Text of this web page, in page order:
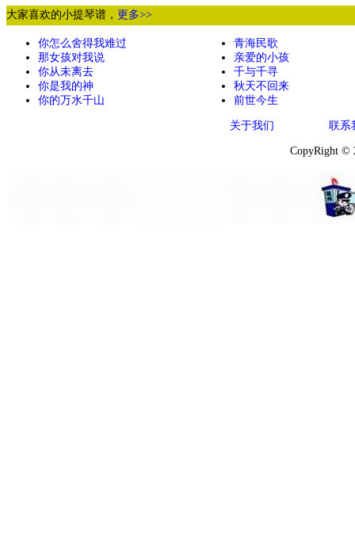
大家喜欢的小提琴谱， 更多>>
你怎么舍得我难过
那女孩对我说
你从未离去
你是我的神
你的万水千山
青海民歌
亲爱的小孩
千与千寻
秋天不回来
前世今生
关于我们 联系
CopyRight ©